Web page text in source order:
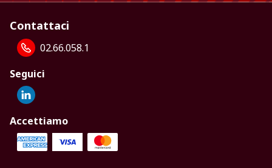
Contattaci
02.66.058.1
Seguici
Accettiamo